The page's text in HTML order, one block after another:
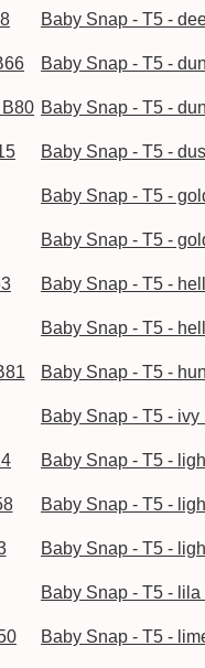
Baby Snap - T5 -
Baby Snap - T5 -
Baby Snap - T5 -
Baby Snap - T5 -
Baby Snap - T5 -
Baby Snap - T5 -
Baby Snap - T5 -
Baby Snap - T5 -
Baby Snap - T5 -
Baby Snap - T5 - ivy
Baby Snap - T5 -
Baby Snap - T5 -
Baby Snap - T5 -
Baby Snap - T5 - lila
Baby Snap - T5 -